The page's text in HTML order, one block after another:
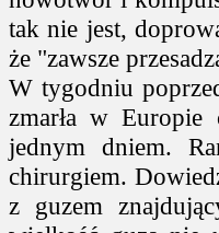
tak nie jest,
że "zawsze
W tygodniu
zmarła w
jednym dniem.
chirurgiem.
z guzem